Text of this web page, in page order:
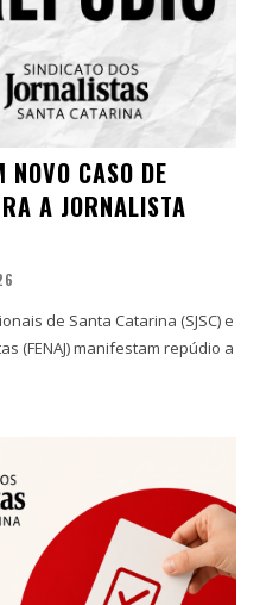
NOVO CASO DE
A JORNALISTA
de Santa Catarina (SJSC) e
(FENAJ) manifestam repúdio a